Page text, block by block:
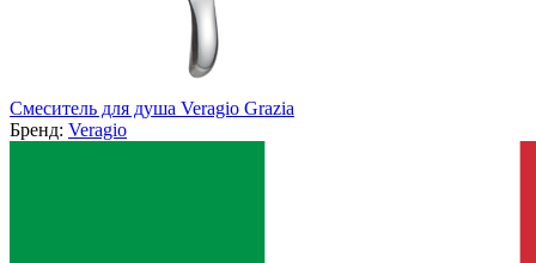
Смеситель для душа Veragio Grazia
Бренд: Veragio